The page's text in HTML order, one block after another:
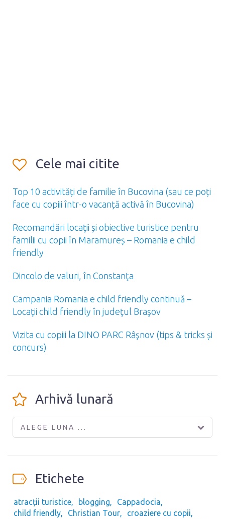
Cele mai citite
Top 10 activități de familie în Bucovina (sau ce poți
face cu copiii într-o vacanță activă în Bucovina)
Recomandări locaţii și obiective turistice pentru
familii cu copii în Maramureș – Romania e child
friendly
Dincolo de valuri, în Constanţa
Campania Romania e child friendly continuă –
Locaţii child friendly în judeţul Braşov
Vizita cu copiii la DINO PARC Râşnov (tips & tricks și
concurs)
Arhivă lunară
ALEGE LUNA ...
Etichete
atracții turistice blogging
Cappadocia
child friendly
Christian Tour
croaziere cu copii